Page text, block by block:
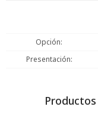
Opción
Presentación